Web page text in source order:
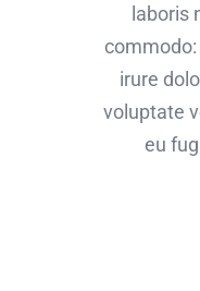
laboris
irure
voluptate
eu